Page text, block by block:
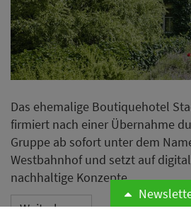
Das ehemalige Boutiquehotel
firmiert nach einer Übernahme
Gruppe ab sofort unter dem
Westbahnhof und setzt auf
nachhaltige Konzepte.
Weiterlesen